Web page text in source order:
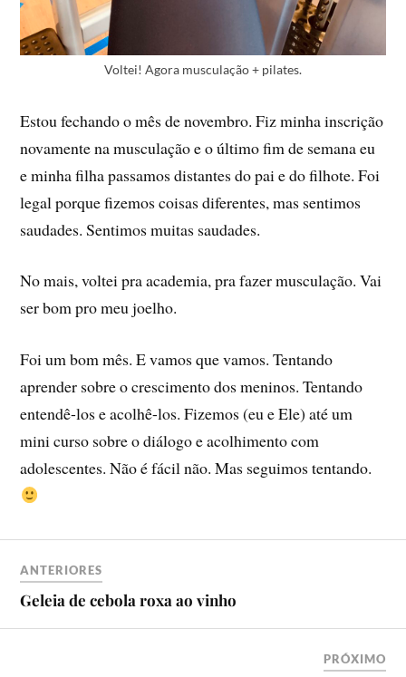
Voltei! Agora musculação + pilates.
Estou fechando o mês de novembro. Fiz minha inscrição
novamente na musculação e o último fim de semana eu
e minha filha passamos distantes do pai e do filhote. Foi
legal porque fizemos coisas diferentes, mas sentimos
saudades. Sentimos muitas saudades.
No mais, voltei pra academia, pra fazer musculação. Vai
ser bom pro meu joelho.
Foi um bom mês. E vamos que vamos. Tentando
aprender sobre o crescimento dos meninos. Tentando
entendê-los e acolhê-los. Fizemos (eu e Ele) até um
mini curso sobre o diálogo e acolhimento com
adolescentes. Não é fácil não. Mas seguimos tentando.
ANTERIORES
Geleia de cebola roxa ao vinho
PRÓXIMO